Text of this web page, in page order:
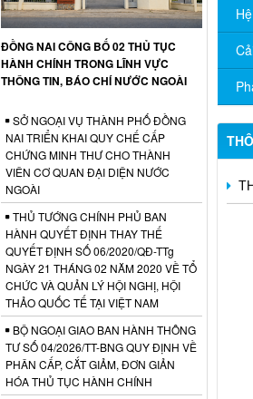
NAI
ĐỒNG NAI CÔNG BỐ 02 THỦ TỤC
HÀNH CHÍNH TRONG LĨNH VỰC
THÔNG TIN, BÁO CHÍ NƯỚC NGOÀI
SỞ NGOẠI VỤ THÀNH PHỐ ĐỒNG
NAI TRIỂN KHAI QUY CHẾ CẤP
CHỨNG MINH THƯ CHO THÀNH
VIÊN CƠ QUAN ĐẠI DIỆN NƯỚC
NGOÀI
THỦ TƯỚNG CHÍNH PHỦ BAN
HÀNH QUYẾT ĐỊNH THAY THẾ
QUYẾT ĐỊNH SỐ 06/2020/QĐ-TTg
NGÀY 21 THÁNG 02 NĂM 2020 VỀ TỔ
CHỨC VÀ QUẢN LÝ HỘI NGHỊ, HỘI
THẢO QUỐC TẾ TẠI VIỆT NAM
BỘ NGOẠI GIAO BAN HÀNH THÔNG
TƯ SỐ 04/2026/TT-BNG QUY ĐỊNH VỀ
PHÂN CẤP, CẮT GIẢM, ĐƠN GIẢN
HÓA THỦ TỤC HÀNH CHÍNH